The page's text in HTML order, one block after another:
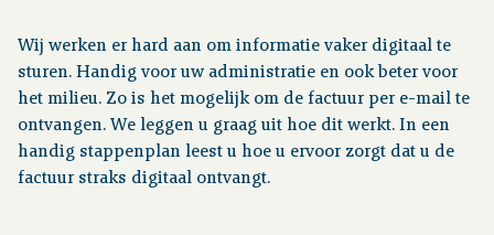
Werkgever
Over ons
Wij werken er hard aan om informatie vaker digitaal te
sturen. Handig voor uw administratie en ook beter voor
het milieu. Zo is het mogelijk om de factuur per e-mail te
ontvangen. We leggen u graag uit hoe dit werkt. In een
handig stappenplan leest u hoe u ervoor zorgt dat u de
factuur straks digitaal ontvangt.